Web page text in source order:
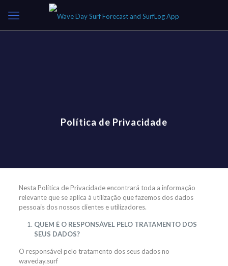
Política de Privacidade
Nesta Política de Privacidade encontrará toda a informação
relevante que se aplica à utilização que fazemos dos dados
pessoais dos nossos clientes e utilizadores.
QUEM É O RESPONSÁVEL PELO TRATAMENTO DOS
SEUS DADOS?
O responsável pelo tratamento dos seus dados no
waveday.surf